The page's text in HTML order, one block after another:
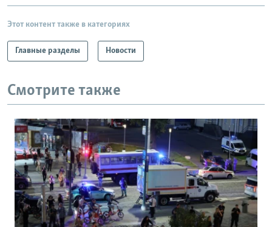
Все сайты РСЕ/РС
Этот контент также в категориях
Главные разделы Новости
Смотрите также